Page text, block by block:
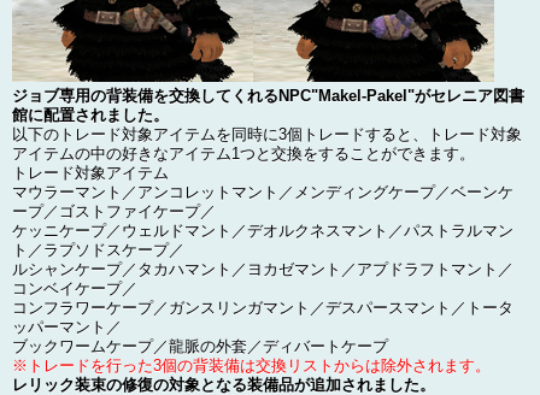
ジョブ専用の背装備を交換してくれるNPC"Makel-Pakel"がセレニア図書
館に配置されました。
以下のトレード対象アイテムを同時に3個トレードすると、トレード対象
アイテムの中の好きなアイテム1つと交換をすることができます。
トレード対象アイテム
マウラーマント／アンコレットマント／メンディングケープ／ベーンケ
ープ／ゴストファイケープ／
ケッニケープ／ウェルドマント／デオルクネスマント／パストラルマン
ト／ラプソドスケープ／
ルシャンケープ／タカハマント／ヨカゼマント／アプドラフトマント／
コンベイケープ／
コンフラワーケープ／ガンスリンガマント／デスパースマント／トータ
ッパーマント／
ブックワームケープ／龍脈の外套／ディバートケープ
※トレードを行った3個の背装備は交換リストからは除外されます。
レリック装束の修復の対象となる装備品が追加されました。